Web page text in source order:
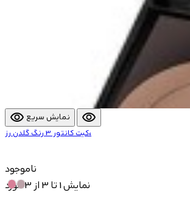
visibility نمایش سریع visibility
کیت کانتور 3 رنگ گلدن رز،
ناموجود
نمایش 1 تا 3 از 3 مورد